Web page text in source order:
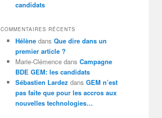
candidats
COMMENTAIRES RÉCENTS
Hélène dans Que dire dans un
premier article ?
Marie-Clémence dans Campagne
BDE GEM: les candidats
Sébastien Lardez dans GEM n’est
pas faite que pour les accros aux
nouvelles technologies…